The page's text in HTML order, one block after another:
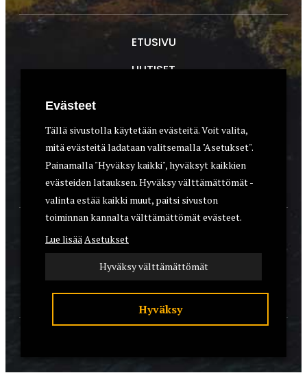
ETUSIVU
UUTISET
ASEET & OPTIIKKA
VARUSTEET
KOIRAT
YHTEYSTIEDOT
REKISTERISELOSTE
EVÄSTEET
Evästeet
Tällä sivustolla käytetään evästeitä. Voit valita,
mitä evästeitä ladataan valitsemalla "Asetukset".
Painamalla "Hyväksy kaikki", hyväksyt kaikkien
evästeiden latauksen. Hyväksy välttämättömät -
valinta estää kaikki muut, paitsi sivuston
toiminnan kannalta välttämättömät evästeet.
Lue lisääAsetukset
Hyväksy välttämättömät
Hyväksy